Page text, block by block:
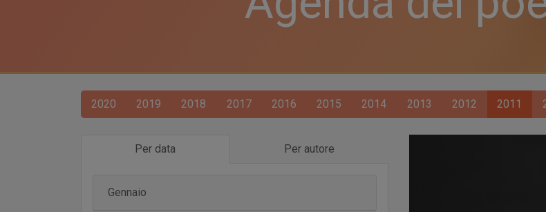
2020 2019 2018 2017 2016 2015 2014 2013 2012 2011
Per data Per autore
Gennaio